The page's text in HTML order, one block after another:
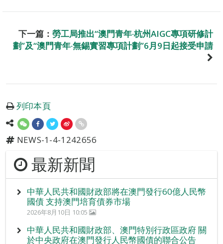
下一篇： 勞工局推出“澳門青年‧杭州AIGC專項研修計
劃”及“澳門青年‧無錫實習專項計劃”6月9日起接受申請
列印本頁
NEWS-1-4-1242656
最新新聞
中華人民共和國財政部將在澳門發行60億人民幣
國債 支持澳門培育債券市場
2026年8月10日 10:05
中華人民共和國財政部、澳門特別行政區政府 關
於中央政府在澳門發行人民幣國債的聯合公告